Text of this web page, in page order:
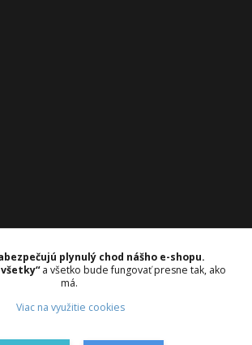
plynulý chod nášho e-shopu.
a všetko bude fungovať presne tak, ako
má.
Viac na využitie cookies